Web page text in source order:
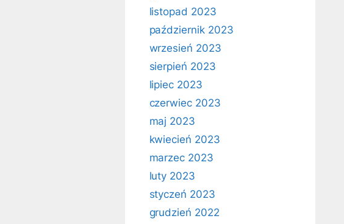
listopad 2023
październik 2023
wrzesień 2023
sierpień 2023
lipiec 2023
czerwiec 2023
maj 2023
kwiecień 2023
marzec 2023
luty 2023
styczeń 2023
grudzień 2022